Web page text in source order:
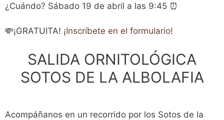
¿Cuándo? Sábado 19 de abril a las 9:45 ⏰
💸¡GRATUITA! ¡Inscríbete en el formulario!
SALIDA ORNITOLÓGICA
SOTOS DE LA ALBOLAFIA
Acompáñanos en un recorrido por los Sotos de la